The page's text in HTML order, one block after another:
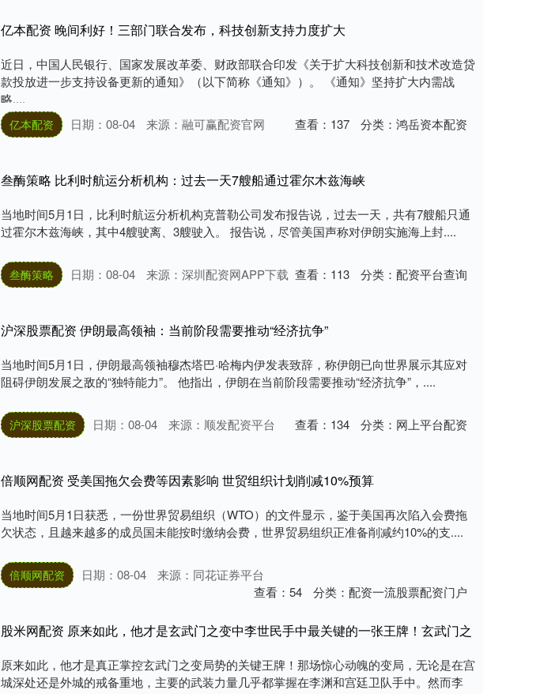
亿本配资 晚间利好！三部门联合发布，科技创新支持力度扩大
近日，中国人民银行、国家发展改革委、财政部联合印发《关于扩大科技创新和技术改造贷
款投放进一步支持设备更新的通知》（以下简称《通知》）。 《通知》坚持扩大内需战
略....
亿本配资 日期：08-04 来源：融可赢配资官网 查看： 137 分类： 鸿岳资本配资
叁酶策略 比利时航运分析机构：过去一天7艘船通过霍尔木兹海峡
当地时间5月1日，比利时航运分析机构克普勒公司发布报告说，过去一天，共有7艘船只通
过霍尔木兹海峡，其中4艘驶离、3艘驶入。 报告说，尽管美国声称对伊朗实施海上封....
叁酶策略 日期：08-04 来源：深圳配资网APP下载 查看： 113 分类： 配资平台查询
沪深股票配资 伊朗最高领袖：当前阶段需要推动“经济抗争”
当地时间5月1日，伊朗最高领袖穆杰塔巴·哈梅内伊发表致辞，称伊朗已向世界展示其应对
阻碍伊朗发展之敌的“独特能力”。 他指出，伊朗在当前阶段需要推动“经济抗争”，....
沪深股票配资 日期：08-04 来源：顺发配资平台 查看： 134 分类： 网上平台配资
倍顺网配资 受美国拖欠会费等因素影响 世贸组织计划削减10%预算
当地时间5月1日获悉，一份世界贸易组织（WTO）的文件显示，鉴于美国再次陷入会费拖
欠状态，且越来越多的成员国未能按时缴纳会费，世界贸易组织正准备削减约10%的支....
倍顺网配资 日期：08-04
来源：同花证券平台
查看： 54 分类： 配资一流股票配资门户
股米网配资 原来如此，他才是玄武门之变中李世民手中最关键的一张王牌！玄武门之
原来如此，他才是真正掌控玄武门之变局势的关键王牌！那场惊心动魄的变局，无论是在宫
城深处还是外城的戒备重地，主要的武装力量几乎都掌握在李渊和宫廷卫队手中。然而李